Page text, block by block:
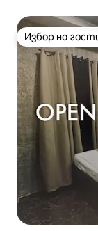
Избор на
Избор на